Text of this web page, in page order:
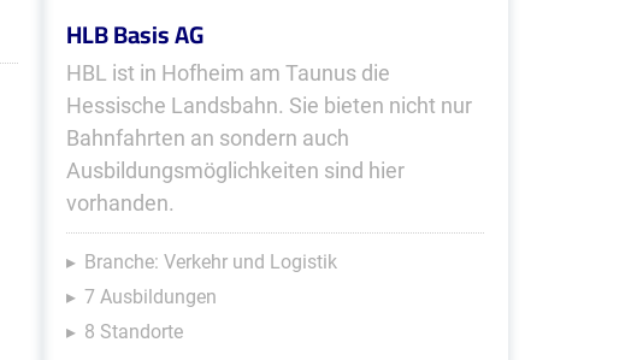
HLB Basis AG
HBL ist in Hofheim am Taunus die
Hessische Landsbahn. Sie bieten nicht nur
Bahnfahrten an sondern auch
Ausbildungsmöglichkeiten sind hier
vorhanden.
Branche: Verkehr und Logistik
7 Ausbildungen
8 Standorte